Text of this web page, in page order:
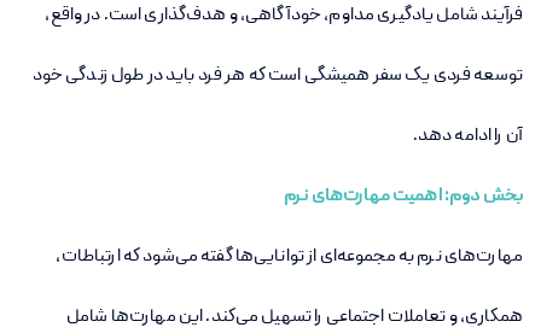
فرآیند شامل یادگیری مداوم، خودآگاهی، و هدف‌گذاری است. در واقع،
توسعه فردی یک سفر همیشگی است که هر فرد باید در طول زندگی خود
آن را ادامه دهد.
بخش دوم: اهمیت مهارت‌های نرم
مهارت‌های نرم به مجموعه‌ای از توانایی‌ها گفته می‌شود که ارتباطات،
همکاری، و تعاملات اجتماعی را تسهیل می‌کند. این مهارت‌ها شامل